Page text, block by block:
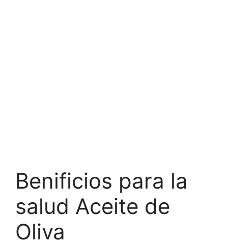
Benificios para la
salud Aceite de
Oliva